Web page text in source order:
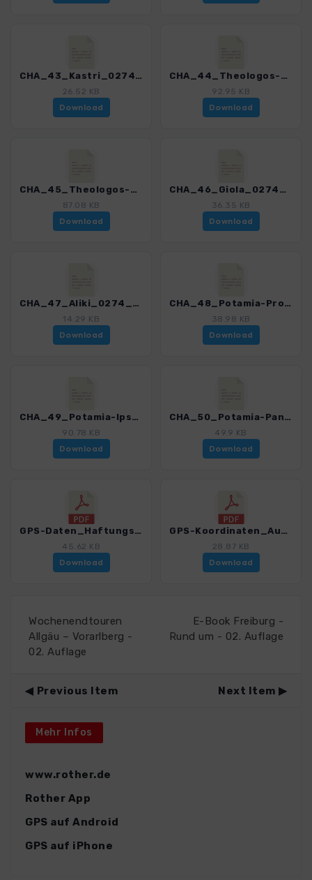
CHA_43_Kastri_0274_1.gpx
26.52 KB
Download
CHA_44_Theologos-Kastro_0274_1.gpx
92.95 KB
Download
CHA_45_Theologos-Prof_Ilias_0274_1.gpx
87.08 KB
Download
CHA_46_Giola_0274_1.gpx
36.35 KB
Download
CHA_47_Aliki_0274_1.gpx
14.29 KB
Download
CHA_48_Potamia-Profitis_Ilias_0274_1.gpx
38.98 KB
Download
CHA_49_Potamia-Ipsarion_0274_1.gpx
90.78 KB
Download
CHA_50_Potamia-Panagia_0274_1.gpx
49.9 KB
Download
GPS-Daten_Haftungsausschluss-Nutzungsbedingungen_WF_Chalkidiki_Thassos_0274_1.pdf
45.62 KB
Download
GPS-Koordinaten_Ausgangspunkte_WF_Chalkidiki_Thassos_0274_1.pdf
28.87 KB
Download
Wochenendtouren
Allgäu – Vorarlberg -
02. Auflage
E-Book Freiburg -
Rund um - 02. Auflage
Previous Item Next Item
Mehr Infos
www.rother.de
Rother App
GPS auf Android
GPS auf iPhone